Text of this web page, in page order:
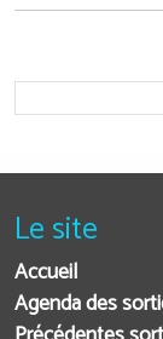
Le site
Accueil
Agenda des